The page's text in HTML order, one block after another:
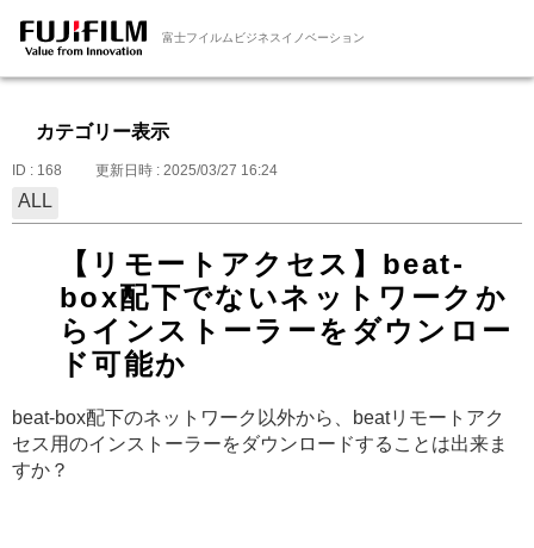
富士フイルムビジネスイノベーション
カテゴリー表示
ID : 168 更新日時 : 2025/03/27 16:24
ALL
【リモートアクセス】beat-
box配下でないネットワークか
らインストーラーをダウンロー
ド可能か
beat-box配下のネットワーク以外から、beatリモートアク
セス用のインストーラーをダウンロードすることは出来ま
すか？